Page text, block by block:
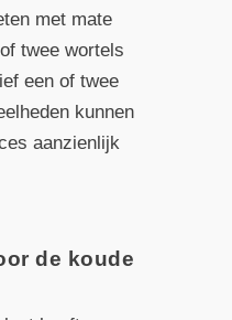
met mate
twee wortels
een of twee
kunnen
aanzienlijk
de koude